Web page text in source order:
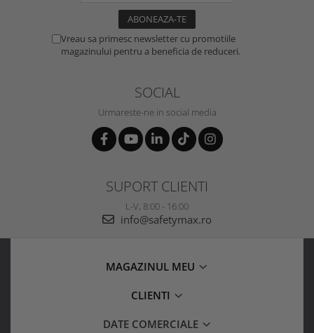
Vreau sa primesc newsletter cu promotiile
magazinului pentru a beneficia de reduceri.
SOCIAL
Urmareste-ne in social media
SUPORT CLIENTI
L-V, 8:00 - 16:00
info@safetymax.ro
MAGAZINUL MEU
CLIENTI
DATE COMERCIALE